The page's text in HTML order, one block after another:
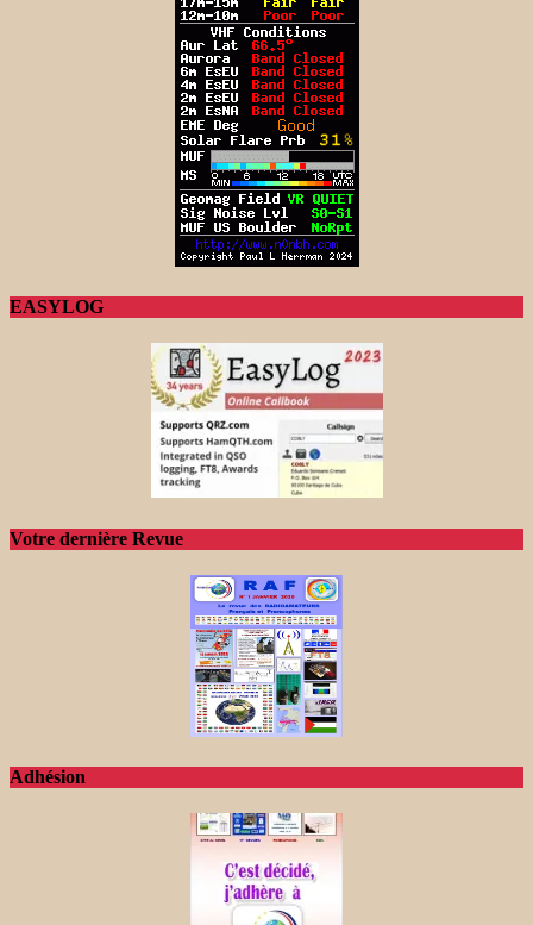
EASYLOG
Votre dernière Revue
Adhésion